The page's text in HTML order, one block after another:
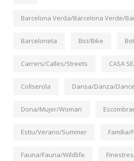
Barcelona Verda/Barcelona Verde/
Barceloneta Bici/Bike
Carrers/Calles/Streets CASA
Collserola Dansa/Danza/Dance
Dona/Mujer/Woman
Estiu/Verano/Summer Família/
Fauna/Fauna/Wildlife